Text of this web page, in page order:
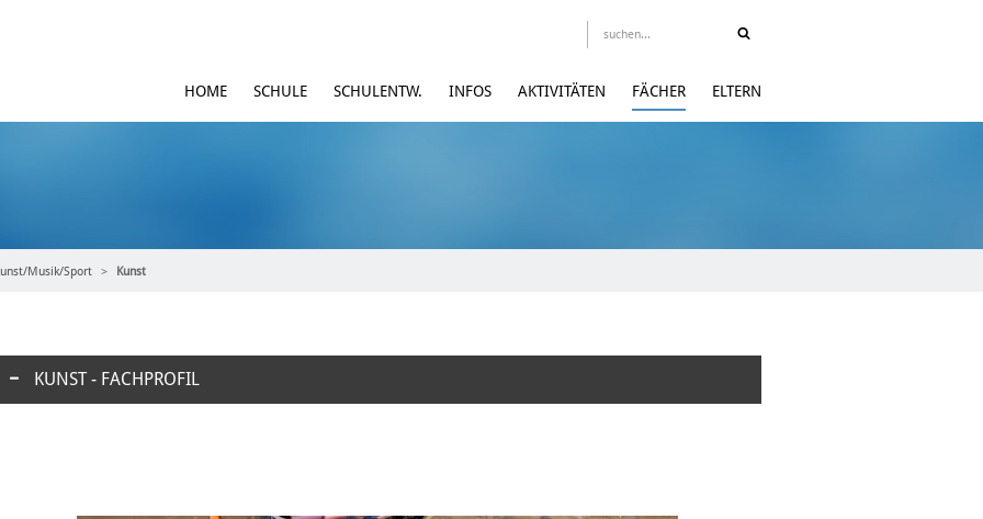
HOME SCHULE SCHULENTW. INFOS AKTIVITÄTEN FÄCHER ELTERN
Musik/Sport Kunst
KUNST - FACHPROFIL